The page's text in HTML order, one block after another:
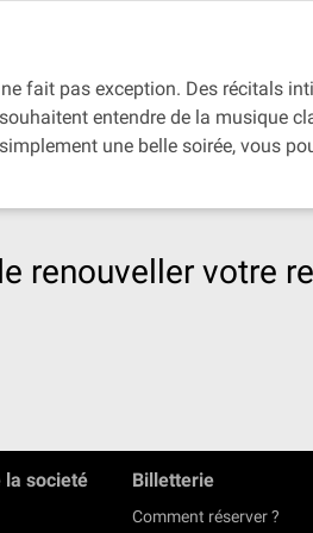
fait pas exception. Des récitals
entendre de la musique
une belle soirée, vous
renouveller votre
la societé Billetterie
Comment réserver ?